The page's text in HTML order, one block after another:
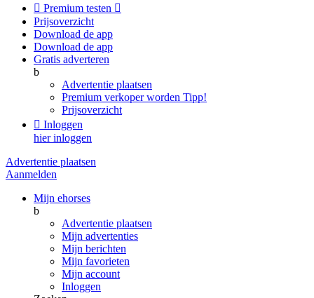
 Premium testen 
Prijsoverzicht
Download de app
Download de app
Gratis adverteren
b
Advertentie plaatsen
Premium verkoper worden Tipp!
Prijsoverzicht
 Inloggen
hier inloggen
Advertentie plaatsen
Aanmelden
Mijn ehorses
b
Advertentie plaatsen
Mijn advertenties
Mijn berichten
Mijn favorieten
Mijn account
Inloggen